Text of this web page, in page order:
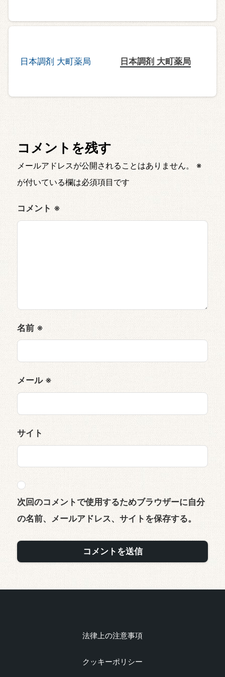
日本調剤 大町薬局
コメントを残す
メールアドレスが公開されることはありません。
※
が付いている欄は必須項目です
コメント ※
名前 ※
メール ※
サイト
次回のコメントで使用するためブラウザーに自分
の名前、メールアドレス、サイトを保存する。
法律上の注意事項
クッキーポリシー